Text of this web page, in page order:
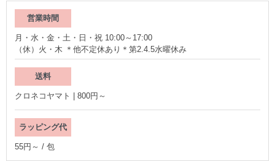
営業時間
月・水・金・土・日・祝 10:00～17:00
（休）火・木 ＊他不定休あり＊第2.4.5水曜休み
送料
クロネコヤマト | 800円～
ラッピング代
55円～ / 包